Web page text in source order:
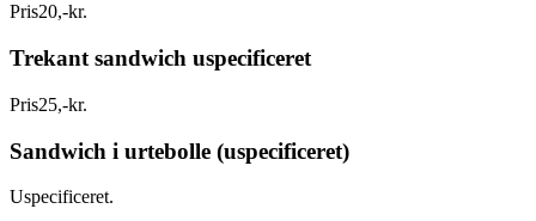
Pris20,-kr.
Trekant sandwich uspecificeret
Pris25,-kr.
Sandwich i urtebolle (uspecificeret)
Uspecificeret.